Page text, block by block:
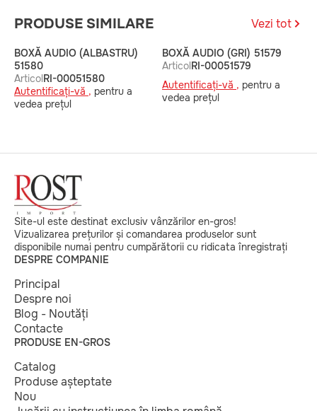
PRODUSE SIMILARE Vezi tot
BOXĂ AUDIO (ALBASTRU)
51580
ArticolRI-00051580
Autentificați-vă , pentru a
vedea prețul
BOXĂ AUDIO (GRI) 51579
ArticolRI-00051579
Autentificați-vă , pentru a
vedea prețul
Site-ul este destinat exclusiv vânzărilor en-gros!
Vizualizarea prețurilor și comandarea produselor sunt
disponibile numai pentru cumpărătorii cu ridicata înregistrați
DESPRE COMPANIE
Principal
Despre noi
Blog - Noutăți
Contacte
PRODUSE EN-GROS
Catalog
Produse așteptate
Nou